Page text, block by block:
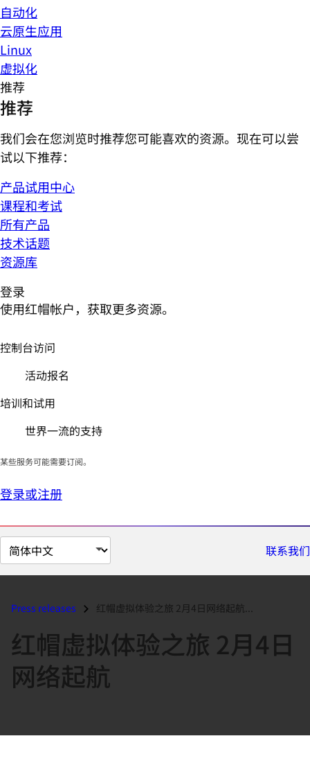
自动化
云原生应用
Linux
虚拟化
推荐
推荐
我们会在您浏览时推荐您可能喜欢的资源。现在可以尝
试以下推荐：
产品试用中心
课程和考试
所有产品
技术话题
资源库
登录
使用红帽帐户，获取更多资源。
控制台访问
活动报名
培训和试用
世界一流的支持
某些服务可能需要订阅。
登录或注册
切
换
面
联系我们
Press releases 红帽虚拟体验之旅 2月4日网络起航...
红帽虚拟体验之旅 2月4日
网络起航